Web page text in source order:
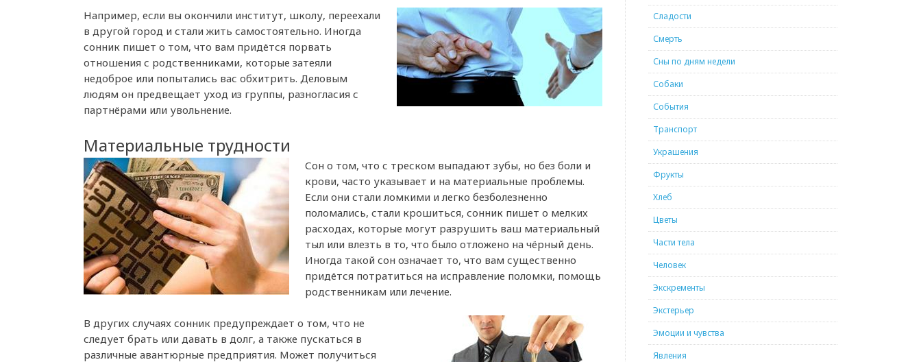
Например, если вы окончили институт, школу, переехали
в другой город и стали жить самостоятельно. Иногда
сонник пишет о том, что вам придётся порвать
отношения с родственниками, которые затеяли
недоброе или попытались вас обхитрить. Деловым
людям он предвещает уход из группы, разногласия с
партнёрами или увольнение.
Материальные трудности
Сон о том, что с треском выпадают зубы, но без боли и
крови, часто указывает и на материальные проблемы.
Если они стали ломкими и легко безболезненно
поломались, стали крошиться, сонник пишет о мелких
расходах, которые могут разрушить ваш материальный
тыл или влезть в то, что было отложено на чёрный день.
Иногда такой сон означает то, что вам существенно
придётся потратиться на исправление поломки, помощь
родственникам или лечение.
В других случаях сонник предупреждает о том, что не
следует брать или давать в долг, а также пускаться в
различные авантюрные предприятия. Может получиться
Сладости
Смерть
Сны по дням недели
Собаки
События
Транспорт
Украшения
Фрукты
Хлеб
Цветы
Части тела
Человек
Экскременты
Экстерьер
Эмоции и чувства
Явления